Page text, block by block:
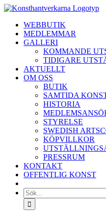
Fortsätt
innehålletWEBBUTIK
MEDLEMMAR
GALLERI
KOMMANDE
TIDIGARE
AKTUELLT
OM OSS
BUTIK
SAMTIDA
HISTORIA
STYRELSE
SWEDISH
KÖPVILLKOR
PRESSRUM
KONTAKT
OFFENTLIG KONST
Sök
efter: